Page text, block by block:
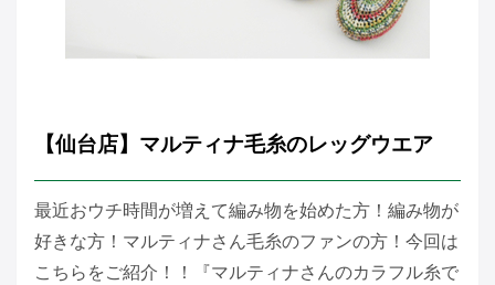
【仙台店】マルティナ毛糸のレッグウエア
最近おウチ時間が増えて編み物を始めた方！編み物が
好きな方！マルティナさん毛糸のファンの方！今回は
こちらをご紹介！！『マルティナさんのカラフル糸で